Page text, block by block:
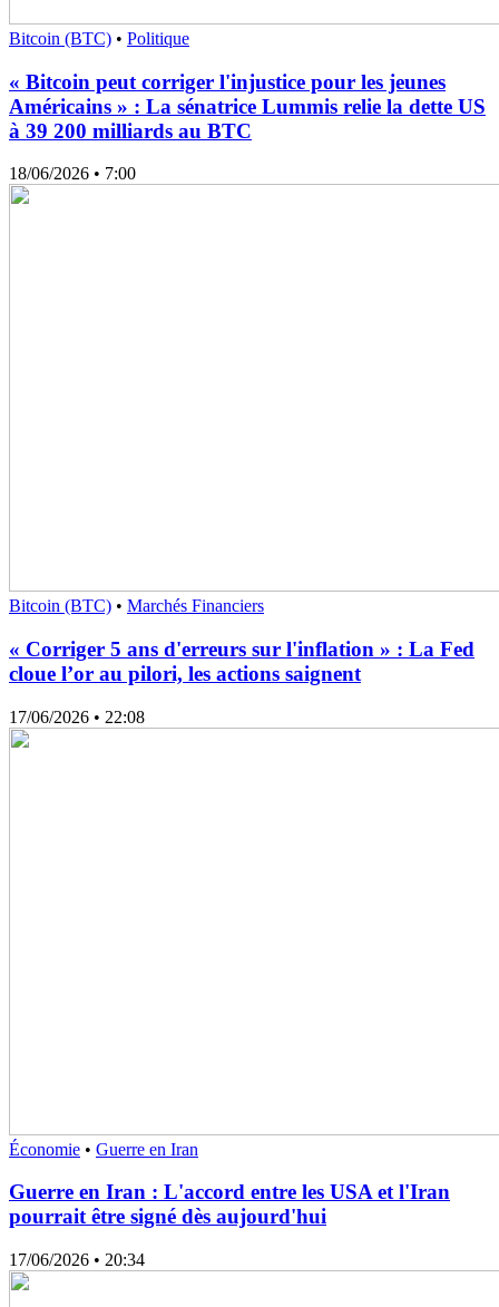
Bitcoin (BTC) • Politique
« Bitcoin peut corriger l'injustice pour les jeunes
Américains » : La sénatrice Lummis relie la dette US
à 39 200 milliards au BTC
18/06/2026 • 7:00
Bitcoin (BTC) • Marchés Financiers
« Corriger 5 ans d'erreurs sur l'inflation » : La Fed
cloue l’or au pilori, les actions saignent
17/06/2026 • 22:08
Économie • Guerre en Iran
Guerre en Iran : L'accord entre les USA et l'Iran
pourrait être signé dès aujourd'hui
17/06/2026 • 20:34